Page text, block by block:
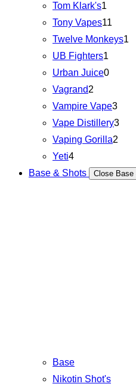
Tom Klark's1
Tony Vapes11
Twelve Monkeys1
UB Fighters1
Urban Juice0
Vagrand2
Vampire Vape3
Vape Distillery3
Vaping Gorilla2
Yeti4
Base & Shots
Close Base
Base
Nikotin Shot's